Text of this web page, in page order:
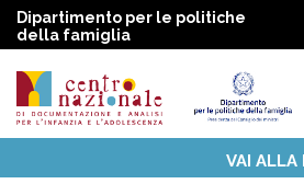
Dipartimento per le politiche
della famiglia
Centro
menu
Temi
Attività
Convenzione ONUVAI ALLA